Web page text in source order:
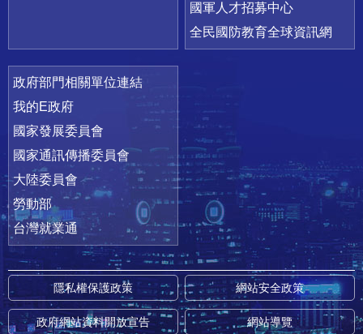
國軍人才招募中心
全民國防教育全球資訊網
政府部門相關單位連結
我的E政府
國家發展委員會
國家通訊傳播委員會
大陸委員會
勞動部
台灣就業通
隱私權保護政策 網站安全政策
政府網站資料開放宣告 網站導覽